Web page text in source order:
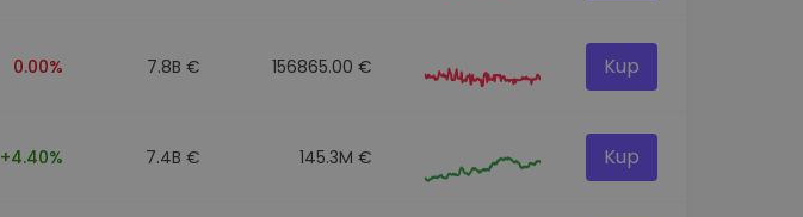
0.00% 7.8B € 156865.00 € Kup
+4.40% 7.4B € 145.3M € Kup